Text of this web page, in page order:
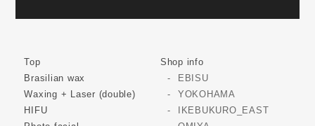
Top
Brasilian wax
Waxing + Laser (double)
HIFU
Shop info
EBISU
YOKOHAMA
IKEBUKURO_EAST